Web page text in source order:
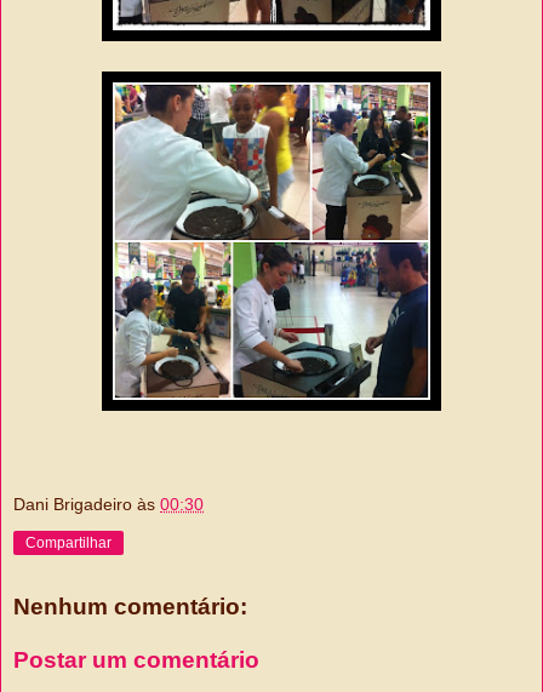
Dani Brigadeiro às 00:30
Compartilhar
Nenhum comentário:
Postar um comentário